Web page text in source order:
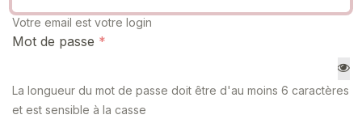
Votre email est votre login
Mot de passe
La longueur du mot de passe doit être d'au moins 6 caractères
et est sensible à la casse